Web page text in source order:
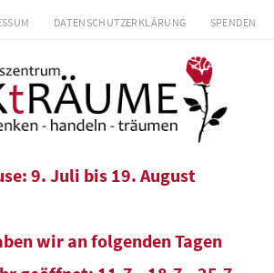
DATENSCHUTZERKLÄRUNG SPENDEN
9. Juli bis 19. August
wir an folgenden Tagen